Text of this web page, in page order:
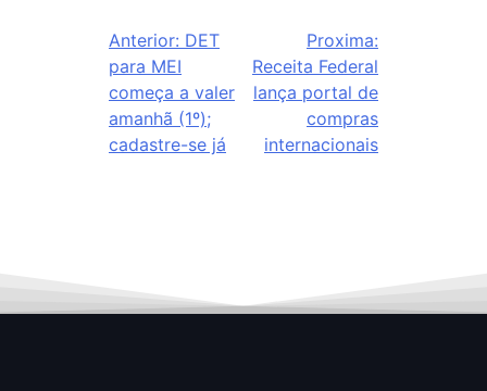
Anterior: DET
para MEI
começa a valer
amanhã (1º);
cadastre-se já
Proxima:
Receita Federal
lança portal de
compras
internacionais